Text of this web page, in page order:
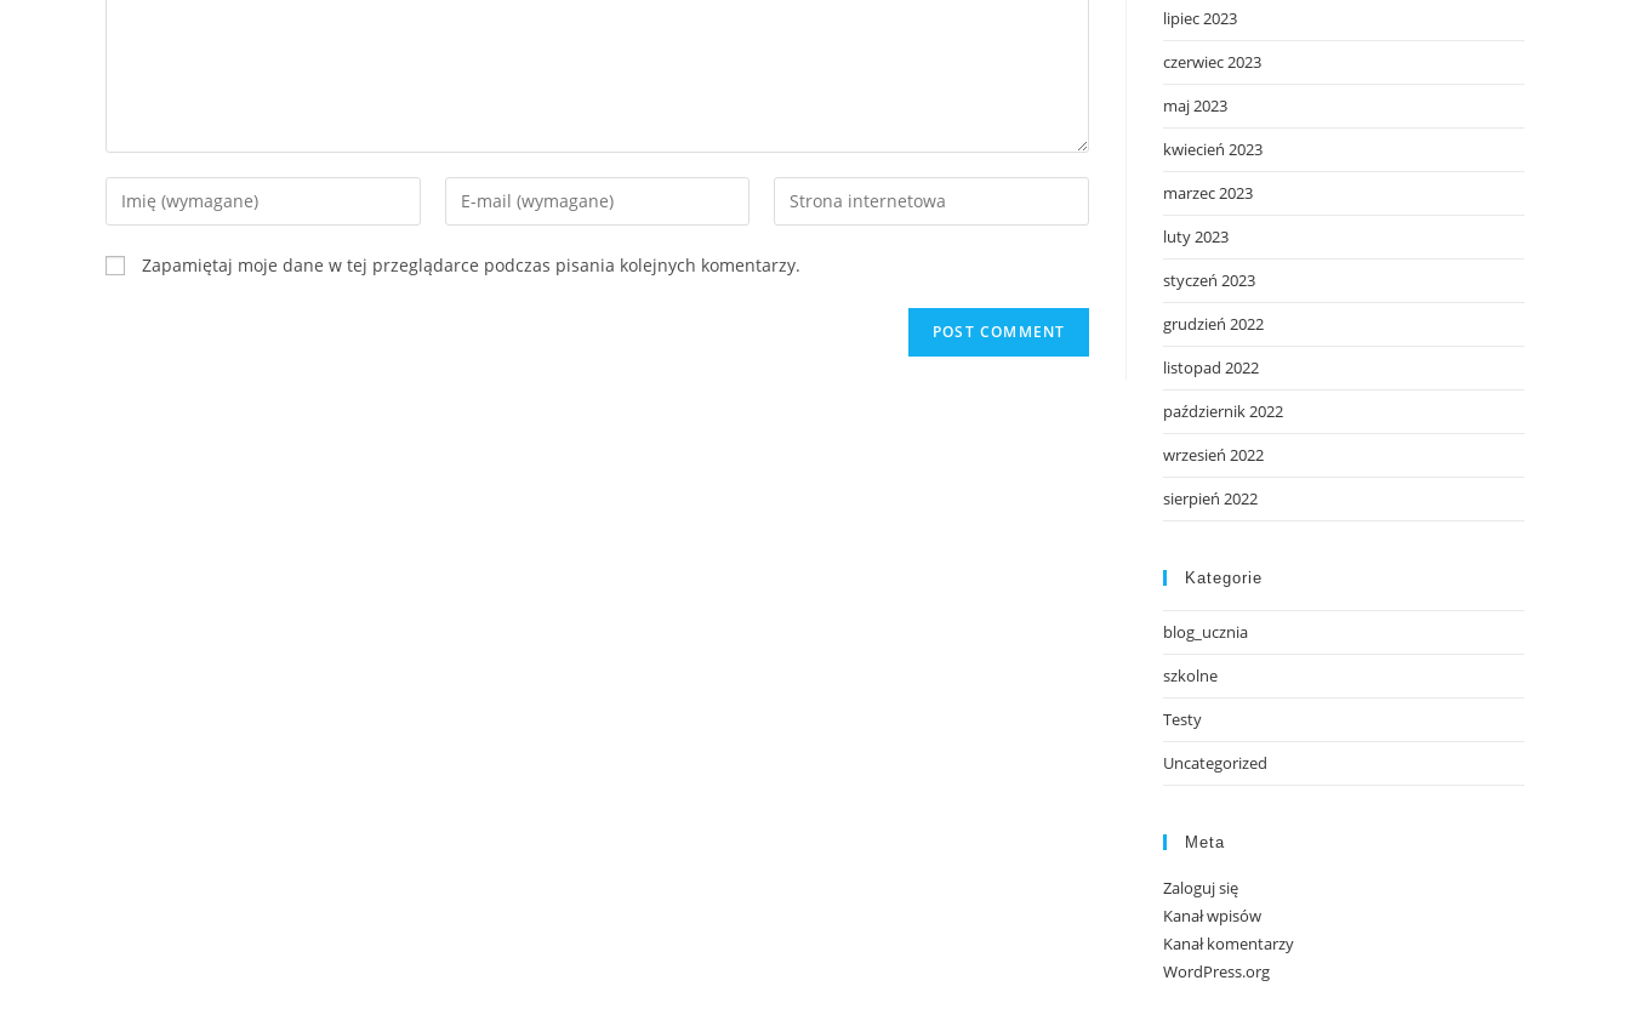
Enter
your
name
or
Enter
your
address
Enter
your
URL
Zapamiętaj moje dane w tej przeglądarce podczas pisania kolejnych komentarzy.
lipiec 2023
czerwiec 2023
maj 2023
kwiecień 2023
marzec 2023
luty 2023
styczeń 2023
grudzień 2022
listopad 2022
październik 2022
wrzesień 2022
sierpień 2022
Kategorie
blog_ucznia
szkolne
Testy
Uncategorized
Meta
Zaloguj się
Kanał wpisów
Kanał komentarzy
WordPress.org